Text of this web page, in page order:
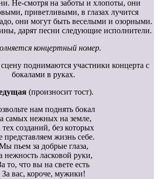
Не-смотря на заботы и хлопоты, они
приветливыми, в глазах лучится
они могут быть веселыми и озорными.
дарят песни следующие исполнители.
концертный номер.
поднимаются участники концерта с
бокалами в руках.
(произносит тост).
нам поднять бокал
самых нежных на земле,
тех созданий, без которых
представляем жизнь себе.
пьем за добрые глаза,
нежность ласковой руки,
то, что вы на свете есть
За вас, короче, мужики!